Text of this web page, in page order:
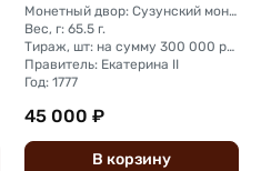
Монетный двор: Сузунский монетный двор (Сибирь)
Вес, г: 65.5 г.
Тираж, шт: на сумму 300 000 рублей (сумма 10 копеек + 5 копеек +2 копейки + 1 копейка + денга + полушка)
Правитель: Екатерина II
Год: 1777
45 000 ₽
В корзину